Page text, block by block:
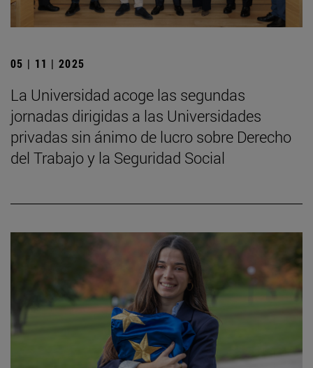
05 | 11 | 2025
La Universidad acoge las segundas
jornadas dirigidas a las Universidades
privadas sin ánimo de lucro sobre Derecho
del Trabajo y la Seguridad Social